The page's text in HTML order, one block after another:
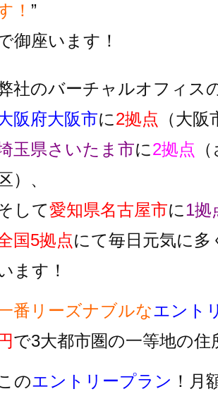
！ ”
御座います！
社のバーチャルオフィス
阪府大阪市に2拠点 （大
玉県さいたま市に2拠点
）、
して愛知県名古屋市に1拠
国5拠点にて毎日元気に
ます！
番リーズナブルなエント
円で3大都市圏の一等地の住
のエントリープラン ！月